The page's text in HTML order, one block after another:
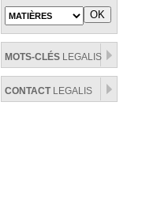
MOTS-CLÉS LEGALIS
CONTACTLEGALIS